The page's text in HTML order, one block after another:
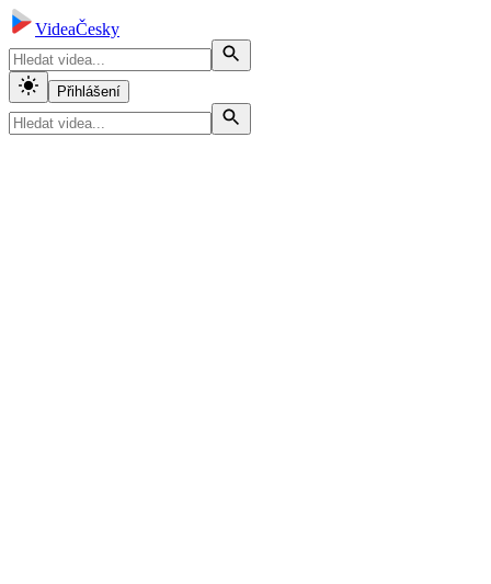
VideaČesky
Přihlášení